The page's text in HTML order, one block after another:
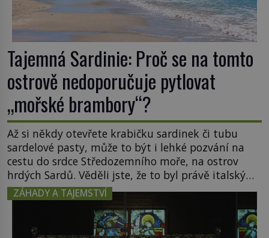
Tajemná Sardinie: Proč se na tomto
ostrově nedoporučuje pytlovat
„mořské brambory“?
Až si někdy otevřete krabičku sardinek či tubu
sardelové pasty, může to být i lehké pozvání na
cestu do srdce Středozemního moře, na ostrov
hrdých Sardů. Věděli jste, že to byl právě italský
ostrov Sardinie, jenž těmto produktům moře
propůjčil své jméno. Co dalšího je pro Sardinii
typické a pro Středoevropana zajímavé? Na
mapách má […]
ZÁHADY A TAJEMSTVÍ